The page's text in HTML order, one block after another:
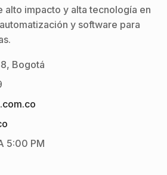
alto impacto y alta tecnología en
y software para
Bogotá
5:00 PM